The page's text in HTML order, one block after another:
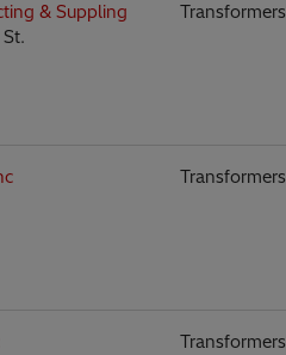
& Suppling
Transformers
Transformers
Transformers